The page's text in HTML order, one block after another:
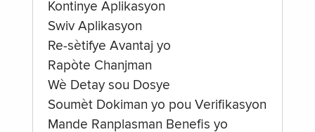
Kontinye Aplikasyon
Swiv Aplikasyon
Re-sètifye Avantaj yo
Rapòte Chanjman
Wè Detay sou Dosye
Soumèt Dokiman yo pou Verifikasyon
Mande Ranplasman Benefis yo